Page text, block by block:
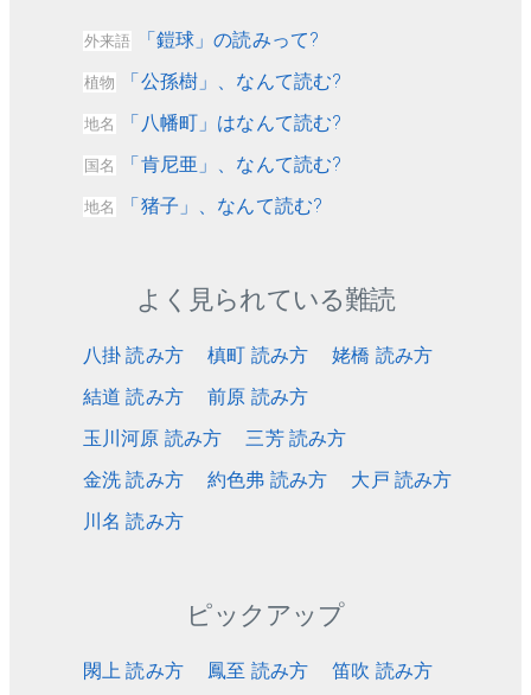
外来語 「鎧球」の読みって?
植物 「公孫樹」、なんて読む?
地名 「八幡町」はなんて読む?
国名 「肯尼亜」、なんて読む?
地名 「猪子」、なんて読む?
よく見られている難読
八掛 読み方 槙町 読み方
姥橋 読み方
結道 読み方
前原 読み方
玉川河原 読み方
三芳 読み方
金洗 読み方
約色弗 読み方
大戸 読み方
川名 読み方
ピックアップ
閖上 読み方 鳳至 読み方
笛吹 読み方